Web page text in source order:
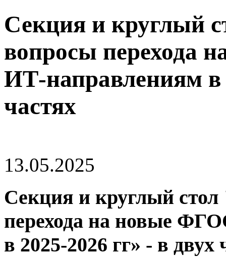
Секция и круглый
вопросы
ИТ-направлениям в
частях
13.05.2025
Секция и круглый
перехода на новые
в 2025-2026 гг» - в двух